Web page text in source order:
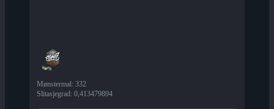
Mønstermal: 332
Slitasjegrad: 0,413479894